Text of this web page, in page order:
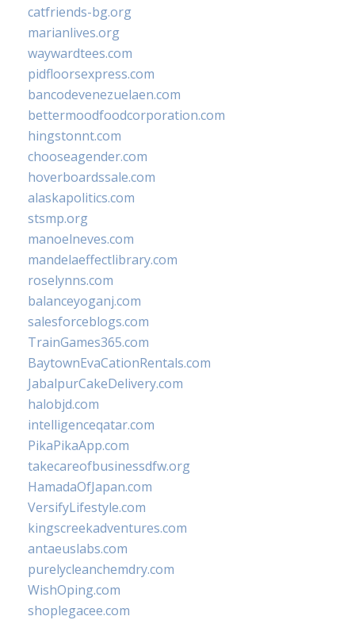
catfriends-bg.org
marianlives.org
waywardtees.com
pidfloorsexpress.com
bancodevenezuelaen.com
bettermoodfoodcorporation.com
hingstonnt.com
chooseagender.com
hoverboardssale.com
alaskapolitics.com
stsmp.org
manoelneves.com
mandelaeffectlibrary.com
roselynns.com
balanceyoganj.com
salesforceblogs.com
TrainGames365.com
BaytownEvaCationRentals.com
JabalpurCakeDelivery.com
halobjd.com
intelligenceqatar.com
PikaPikaApp.com
takecareofbusinessdfw.org
HamadaOfJapan.com
VersifyLifestyle.com
kingscreekadventures.com
antaeuslabs.com
purelycleanchemdry.com
WishOping.com
shoplegacee.com